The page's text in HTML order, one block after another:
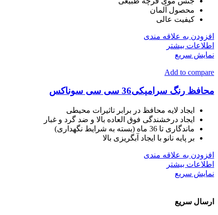
محصول آلمان
کیفیت عالی
افزودن به علاقه مندی
اطلاعات بیشتر
نمایش سریع
Add to compare
محافظ رنگ سرامیکی36 سی سی سوناکس
ایجاد لایه محافظ در برابر تاثیرات محیطی
ایجاد درخشندگی فوق العاده بالا و ضد گرد و غبار
ماندگاری تا 36 ماه (بسته به شرایط نگهداری)
بر پایه نانو با ایجاد آبگریزی بالا
افزودن به علاقه مندی
اطلاعات بیشتر
نمایش سریع
ارسال سریع